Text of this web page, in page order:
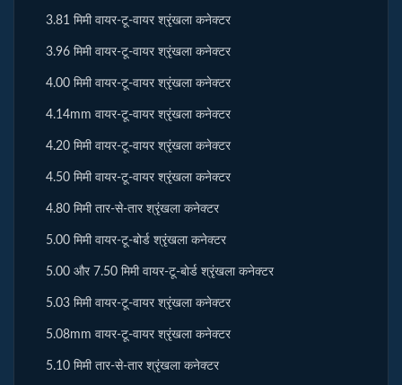
3.81 मिमी वायर-टू-वायर श्रृंखला कनेक्टर
3.96 मिमी वायर-टू-वायर श्रृंखला कनेक्टर
4.00 मिमी वायर-टू-वायर श्रृंखला कनेक्टर
4.14mm वायर-टू-वायर श्रृंखला कनेक्टर
4.20 मिमी वायर-टू-वायर श्रृंखला कनेक्टर
4.50 मिमी वायर-टू-वायर श्रृंखला कनेक्टर
4.80 मिमी तार-से-तार श्रृंखला कनेक्टर
5.00 मिमी वायर-टू-बोर्ड श्रृंखला कनेक्टर
5.00 और 7.50 मिमी वायर-टू-बोर्ड श्रृंखला कनेक्टर
5.03 मिमी वायर-टू-वायर श्रृंखला कनेक्टर
5.08mm वायर-टू-वायर श्रृंखला कनेक्टर
5.10 मिमी तार-से-तार श्रृंखला कनेक्टर